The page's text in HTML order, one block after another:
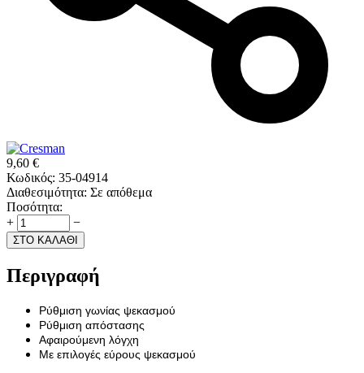
9,60 €
Κωδικός: 35-04914
Διαθεσιμότητα: Σε απόθεμα
Ποσότητα:
+
−
ΣΤΟ ΚΑΛΑΘΙ
Περιγραφή
Ρύθμιση γωνίας ψεκασμού
Ρύθμιση απόστασης
Αφαιρούμενη λόγχη
Με επιλογές εύρους ψεκασμού